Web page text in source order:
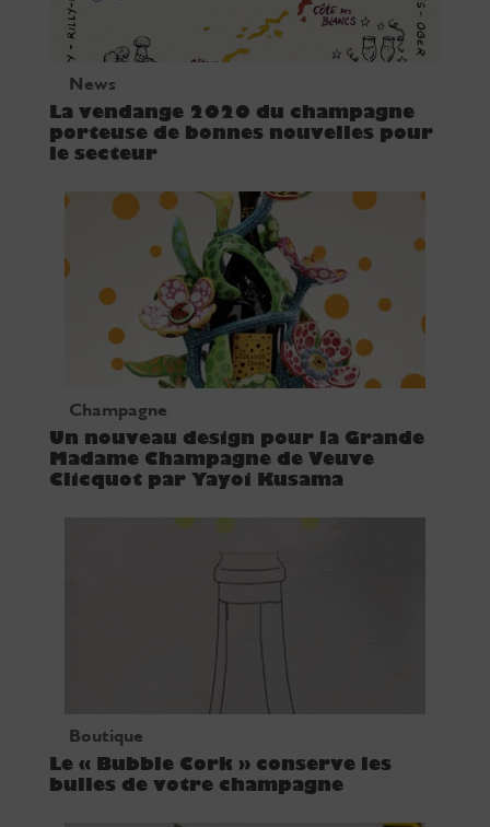
News
La vendange 2020 du champagne
porteuse de bonnes nouvelles pour
le secteur
Champagne
Un nouveau design pour la Grande
Madame Champagne de Veuve
Clicquot par Yayoi Kusama
Boutique
Le « Bubble Cork » conserve les
bulles de votre champagne